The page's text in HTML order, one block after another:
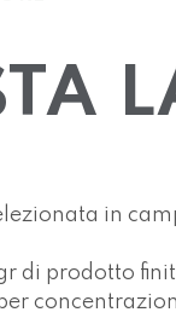
in
di prodotto